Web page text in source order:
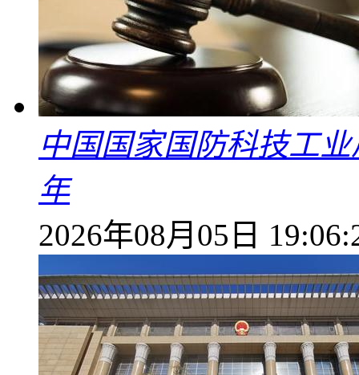
中国国家国防科技工
年
2026年08月05日